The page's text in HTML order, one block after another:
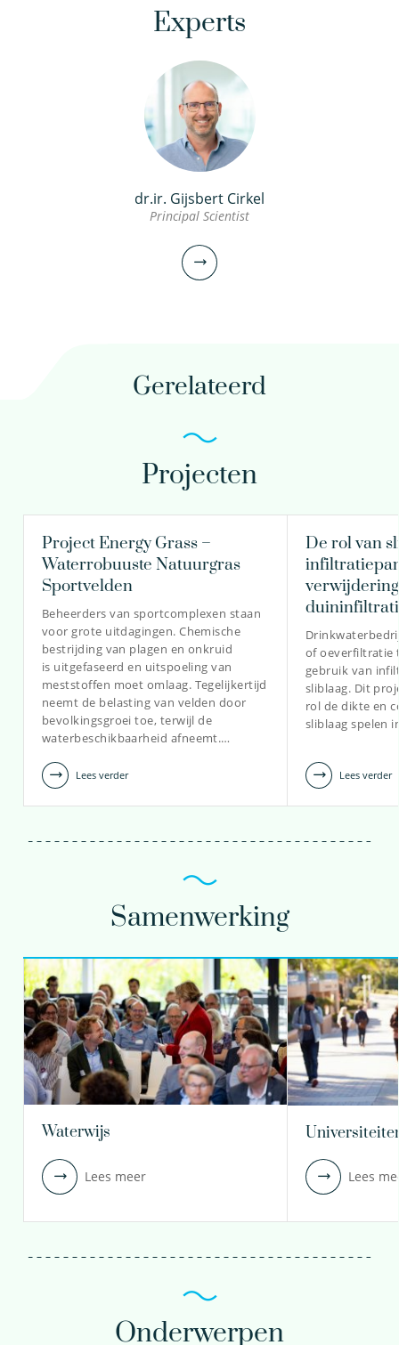
Experts
dr.ir. Gijsbert Cirkel
Principal Scientist
dr.ir. Gijsbert Cirkel
Principal Scientist
030-6069734
Gijsbert.Cirkel@kwrwater.nl
bekijk profiel
Gerelateerd
Projecten
Project Energy Grass –
Waterrobuuste Natuurgras
Sportvelden
Beheerders van sportcomplexen staan
voor grote uitdagingen. Chemische
bestrijding van plagen en onkruid
is uitgefaseerd en uitspoeling van
meststoffen moet omlaag. Tegelijkertijd
neemt de belasting van velden door
bevolkingsgroei toe, terwijl de
waterbeschikbaarheid afneemt.…
Lees verder
De rol van
of oeverfiltratie
gebruik van
sliblaag. Dit
rol de dikte en
sliblaag spelen
Lees verder
Samenwerking
Waterwijs
Lees meer Lees
Onderwerpen